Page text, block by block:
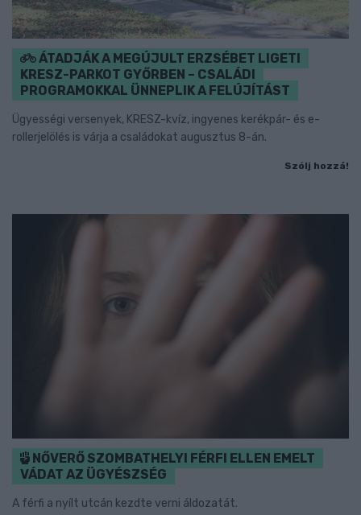
ÁTADJÁK A MEGÚJULT ERZSÉBET LIGETI
KRESZ-PARKOT GYŐRBEN – CSALÁDI
PROGRAMOKKAL ÜNNEPLIK A FELÚJÍTÁST
Ügyességi versenyek, KRESZ-kvíz, ingyenes kerékpár- és e-
rollerjelölés is várja a családokat augusztus 8-án.
Szólj hozzá!
NŐVERŐ SZOMBATHELYI FÉRFI ELLEN EMELT
VÁDAT AZ ÜGYÉSZSÉG
A férfi a nyílt utcán kezdte verni áldozatát.